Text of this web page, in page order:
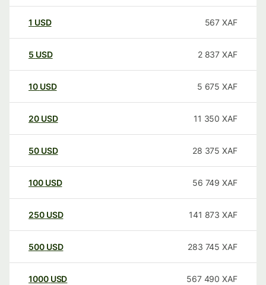
1 USD 567 XAF
5 USD 2 837 XAF
10 USD 5 675 XAF
20 USD 11 350 XAF
50 USD 28 375 XAF
100 USD 56 749 XAF
250 USD 141 873 XAF
500 USD 283 745 XAF
1000 USD 567 490 XAF